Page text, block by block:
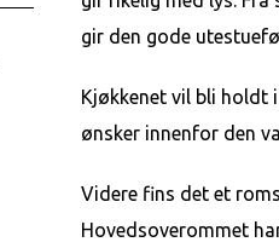
gir den gode
Kjøkkenet vil bli holdt
ønsker innenfor den
Videre fins det et
Hovedsoverommet